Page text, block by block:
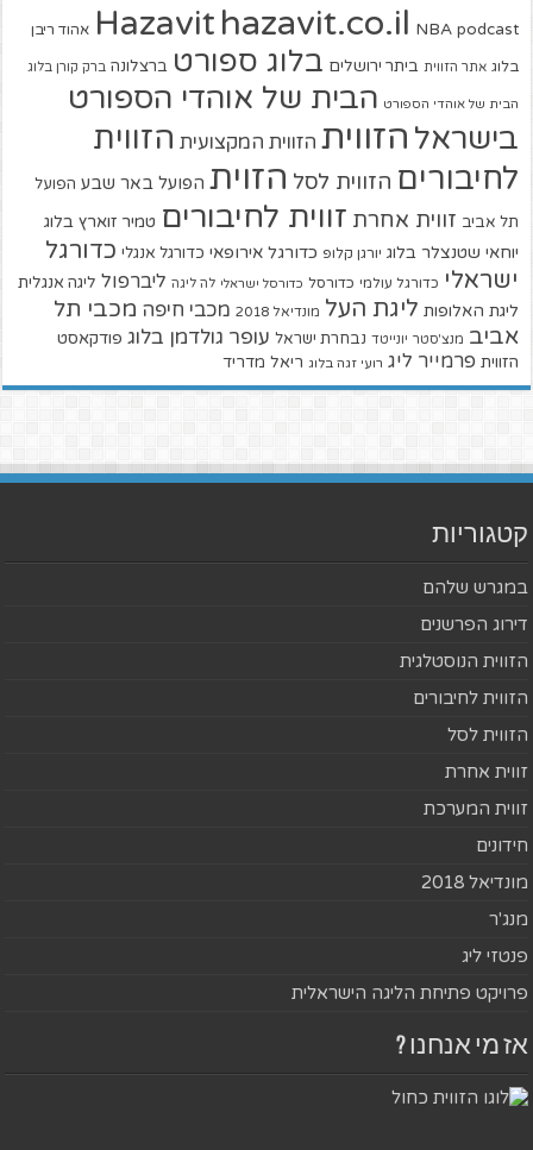
Hazavit hazavit.co.il NBA podcast אהוד ריבן
בלוג אתר הזווית ביתר ירושלים בלוג ספורט ברצלונה ברק קורן בלוג
הבית של אוהדי הספורט הבית של אוהדי הספורט
בישראל הזווית הזווית המקצועית הזווית
לחיבורים הזווית לסל הזוית הפועל באר שבע הפועל
תל אביב זווית אחרת זווית לחיבורים טמיר זוארץ בלוג
יוחאי שטנצלר בלוג יורגן קלופ כדורגל אירופאי כדורגל אנגלי כדורגל
ישראלי כדורגל עולמי כדורסל כדורסל ישראלי לה ליגה ליברפול ליגה אנגלית
ליגת האלופות ליגת העל מונדיאל 2018 מכבי חיפה מכבי תל
אביב מנצ'סטר יונייטד נבחרת ישראל עופר גולדמן בלוג פודקאסט
הזווית פרמייר ליג רועי זגה בלוג ריאל מדריד
קטגוריות
במגרש שלהם
דירוג הפרשנים
הזווית הנוסטלגית
הזווית לחיבורים
הזווית לסל
זווית אחרת
זווית המערכת
חידונים
מונדיאל 2018
מנג'ר
פנטזי ליג
פרויקט פתיחת הליגה הישראלית
אז מי אנחנו ?